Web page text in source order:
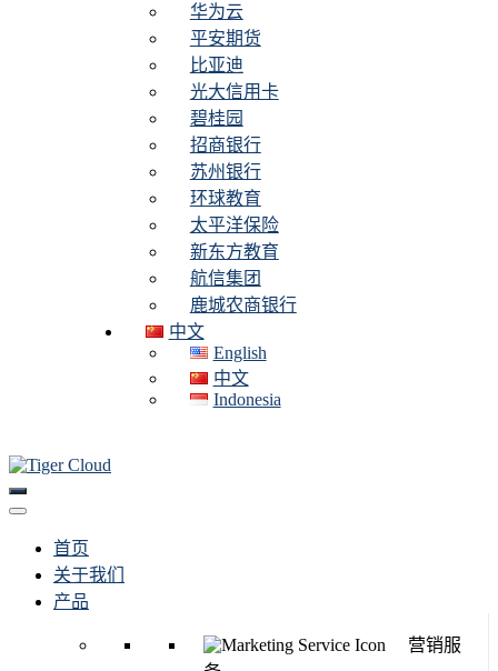
华为云
平安期货
比亚迪
光大信用卡
碧桂园
招商银行
苏州银行
环球教育
太平洋保险
新东方教育
航信集团
鹿城农商银行
中文
English
中文
Indonesia
首页
关于我们
产品
营销服